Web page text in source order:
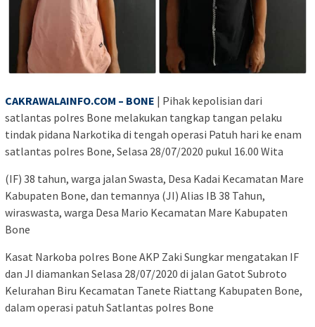
CAKRAWALAINFO.COM – BONE | Pihak kepolisian dari
satlantas polres Bone melakukan tangkap tangan pelaku
tindak pidana Narkotika di tengah operasi Patuh hari ke enam
satlantas polres Bone, Selasa 28/07/2020 pukul 16.00 Wita
(IF) 38 tahun, warga jalan Swasta, Desa Kadai Kecamatan Mare
Kabupaten Bone, dan temannya (JI) Alias IB 38 Tahun,
wiraswasta, warga Desa Mario Kecamatan Mare Kabupaten
Bone
Kasat Narkoba polres Bone AKP Zaki Sungkar mengatakan IF
dan JI diamankan Selasa 28/07/2020 di jalan Gatot Subroto
Kelurahan Biru Kecamatan Tanete Riattang Kabupaten Bone,
dalam operasi patuh Satlantas polres Bone